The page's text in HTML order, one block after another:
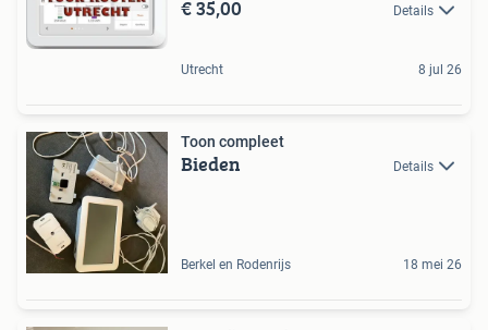
€ 35,00 Details
Utrecht 8 jul 26
Toon compleet
Bieden Details
Berkel en Rodenrijs 18 mei 26